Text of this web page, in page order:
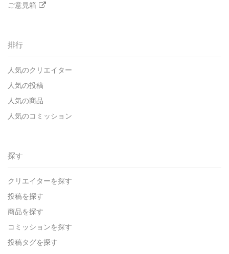
ご意見箱
排行
人気のクリエイター
人気の投稿
人気の商品
人気のコミッション
探す
クリエイターを探す
投稿を探す
商品を探す
コミッションを探す
投稿タグを探す